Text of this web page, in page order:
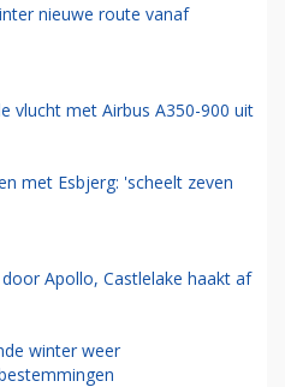
nieuwe route vanaf
vlucht met Airbus A350-900 uit
met Esbjerg: 'scheelt zeven
Apollo, Castlelake haakt af
winter weer